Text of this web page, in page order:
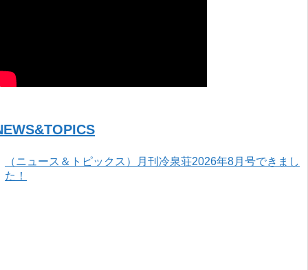
（ニュース＆トピックス）月刊冷泉荘2026年8月号できまし
た！